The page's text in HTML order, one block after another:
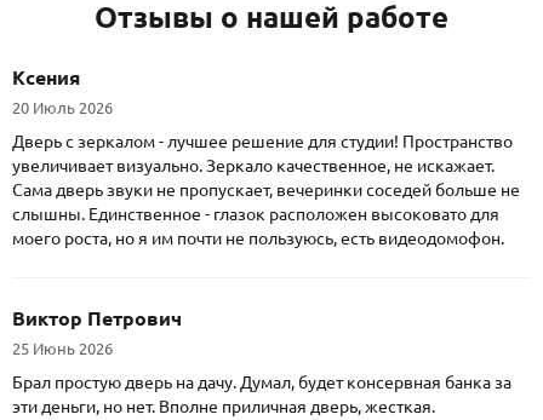
Отзывы о нашей работе
Ксения
20 Июль 2026
Дверь с зеркалом - лучшее решение для студии! Пространство
увеличивает визуально. Зеркало качественное, не искажает.
Сама дверь звуки не пропускает, вечеринки соседей больше не
слышны. Единственное - глазок расположен высоковато для
моего роста, но я им почти не пользуюсь, есть видеодомофон.
Виктор Петрович
25 Июнь 2026
Брал простую дверь на дачу. Думал, будет консервная банка за
эти деньги, но нет. Вполне приличная дверь, жесткая.